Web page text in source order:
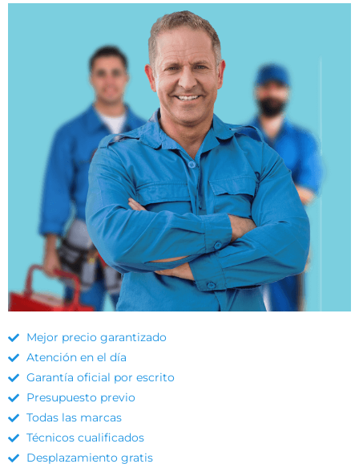
Mejor precio garantizado
Atención en el día
Garantía oficial por escrito
Presupuesto previo
Todas las marcas
Técnicos cualificados
Desplazamiento gratis